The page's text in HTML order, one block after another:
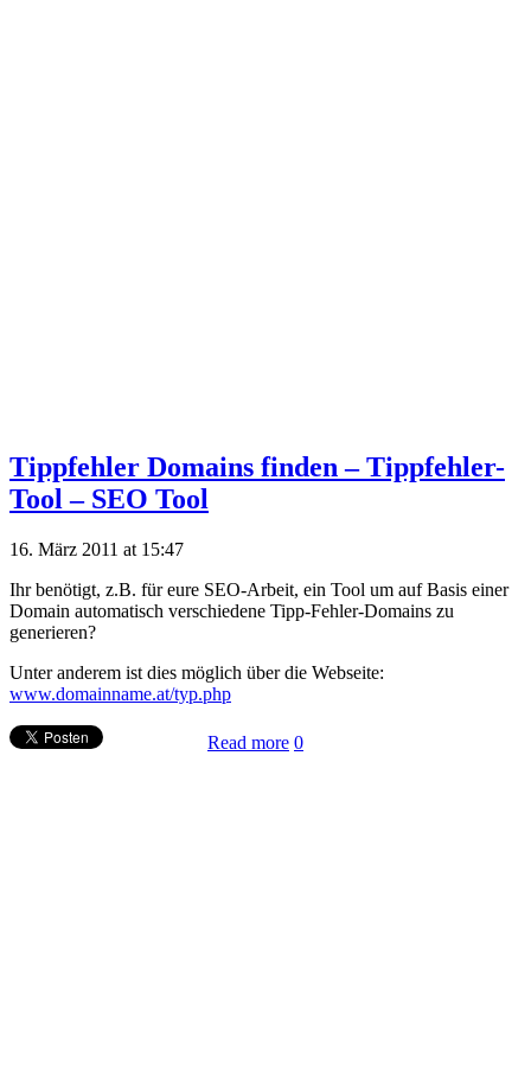
Tippfehler Domains finden – Tippfehler-
Tool – SEO Tool
16. März 2011 at 15:47
Ihr benötigt, z.B. für eure SEO-Arbeit, ein Tool um auf Basis einer
Domain automatisch verschiedene Tipp-Fehler-Domains zu
generieren?
Unter anderem ist dies möglich über die Webseite:
www.domainname.at/typ.php
Read more 0